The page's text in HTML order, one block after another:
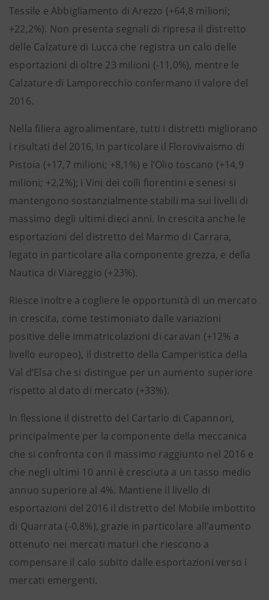
Tessile e Abbigliamento di Arezzo (+64,8 milioni;
+22,2%). Non presenta segnali di ripresa il distretto
delle Calzature di Lucca che registra un calo delle
esportazioni di oltre 23 milioni (-11,0%), mentre le
Calzature di Lamporecchio confermano il valore del
2016.
Nella filiera agroalimentare, tutti i distretti migliorano
i risultati del 2016, in particolare il Florovivaismo di
Pistoia (+17,7 milioni; +8,1%) e l’Olio toscano (+14,9
milioni; +2,2%); i Vini dei colli fiorentini e senesi si
mantengono sostanzialmente stabili ma sui livelli di
massimo degli ultimi dieci anni. In crescita anche le
esportazioni del distretto del Marmo di Carrara,
legato in particolare alla componente grezza, e della
Nautica di Viareggio (+23%).
Riesce inoltre a cogliere le opportunità di un mercato
in crescita, come testimoniato dalle variazioni
positive delle immatricolazioni di caravan (+12% a
livello europeo), il distretto della Camperistica della
Val d’Elsa che si distingue per un aumento superiore
rispetto al dato di mercato (+33%).
In flessione il distretto del Cartario di Capannori,
principalmente per la componente della meccanica
che si confronta con il massimo raggiunto nel 2016 e
che negli ultimi 10 anni è cresciuta a un tasso medio
annuo superiore al 4%. Mantiene il livello di
esportazioni del 2016 il distretto del Mobile imbottito
di Quarrata (-0,8%), grazie in particolare all’aumento
ottenuto nei mercati maturi che riescono a
compensare il calo subito dalle esportazioni verso i
mercati emergenti.